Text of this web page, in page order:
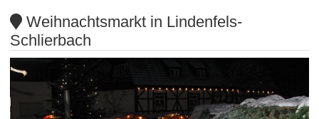
Weihnachtsmarkt in Lindenfels-
Schlierbach